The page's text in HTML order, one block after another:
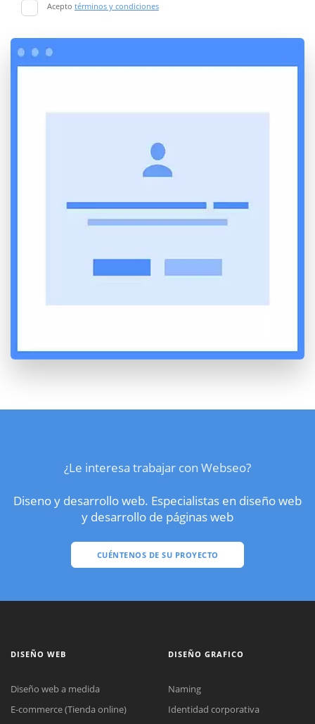
Acepto términos y condiciones
¿Le interesa trabajar con Webseo?
Diseno y desarrollo web. Especialistas en diseño web
y desarrollo de páginas web
CUÉNTENOS DE SU PROYECTO
DISEÑO WEB
Diseño web a medida
E-commerce (Tienda online)
DISEÑO GRAFICO
Naming
Identidad corporativa